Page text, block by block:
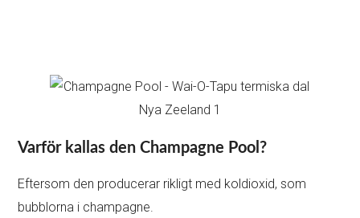
Varför kallas den Champagne Pool?
Eftersom den producerar rikligt med koldioxid, som
bubblorna i champagne.